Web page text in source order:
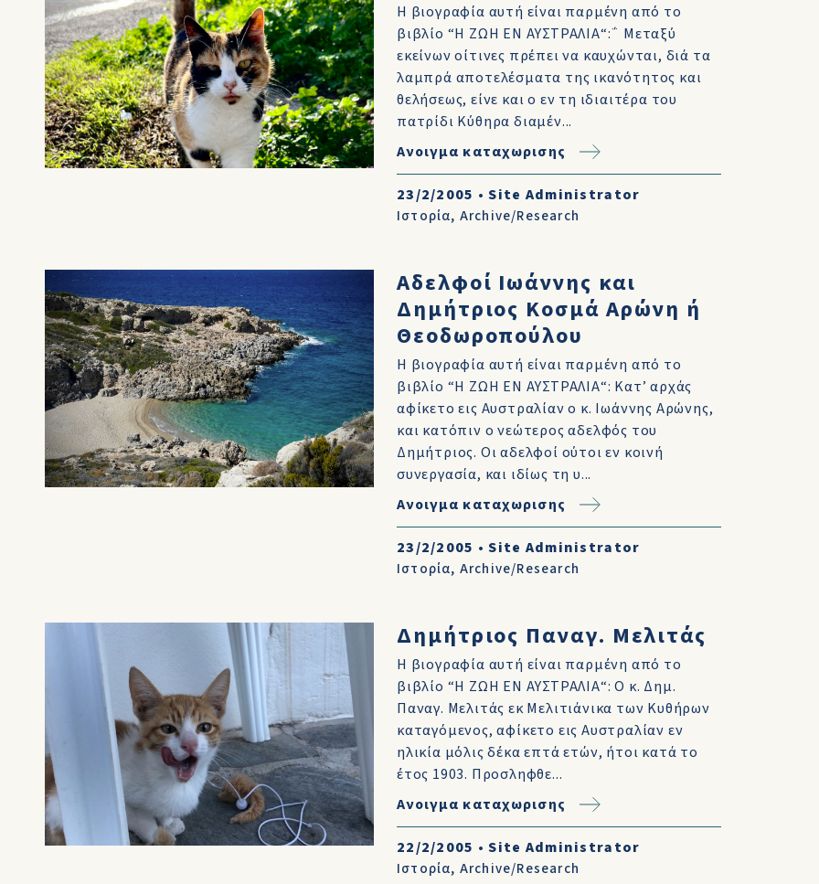
Η βιογραφία αυτή είναι παρμένη από το
βιβλίο “Η ΖΩΗ ΕΝ ΑΥΣΤΡΑΛΙΑ“:΅ Μεταξύ
εκείνων οίτινες πρέπει να καυχώνται, διά τα
λαμπρά αποτελέσματα της ικανότητος και
θελήσεως, είνε και ο εν τη ιδιαιτέρα του
πατρίδι Κύθηρα διαμέν...
Ανοιγμα καταχωρισης
23/2/2005 •Site Administrator
Ιστορία, Archive/Research
Αδελφοί Ιωάννης και
Δημήτριος Κοσμά Αρώνη ή
Θεοδωροπούλου
Η βιογραφία αυτή είναι παρμένη από το
βιβλίο “Η ΖΩΗ ΕΝ ΑΥΣΤΡΑΛΙΑ“: Κατ’ αρχάς
αφίκετο εις Αυστραλίαν ο κ. Ιωάννης Αρώνης,
και κατόπιν ο νεώτερος αδελφός του
Δημήτριος. Οι αδελφοί ούτοι εν κοινή
συνεργασία, και ιδίως τη υ...
Ανοιγμα καταχωρισης
23/2/2005 •Site Administrator
Ιστορία, Archive/Research
Δημήτριος Παναγ. Μελιτάς
Η βιογραφία αυτή είναι παρμένη από το
βιβλίο “Η ΖΩΗ ΕΝ ΑΥΣΤΡΑΛΙΑ“: Ο κ. Δημ.
Παναγ. Μελιτάς εκ Μελιτιάνικα των Κυθήρων
καταγόμενος, αφίκετο εις Αυστραλίαν εν
ηλικία μόλις δέκα επτά ετών, ήτοι κατά το
έτος 1903. Προσληφθε...
Ανοιγμα καταχωρισης
22/2/2005 •Site Administrator
Ιστορία, Archive/Research